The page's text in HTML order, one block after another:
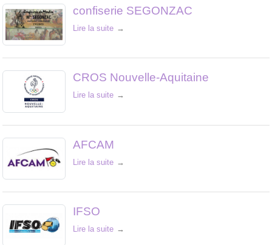
confiserie SEGONZAC
Lire la suite
CROS Nouvelle-Aquitaine
Lire la suite
AFCAM
Lire la suite
IFSO
Lire la suite